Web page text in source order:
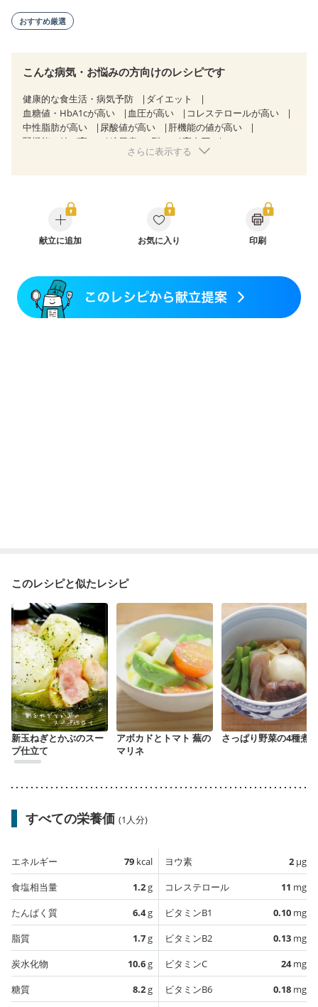
おすすめ厳選
こんな病気・お悩みの方向けのレシピです
健康的な食生活・病気予防
ダイエット
血糖値・HbA1cが高い
血圧が高い
コレステロールが高い
中性脂肪が高い
尿酸値が高い
肝機能の値が高い
腎機能の値が高い
糖尿病（2型）
高血圧
胃ポリープ
胆石症
CKD（ステージ１）
CKD（ステージ２）
乳がん（抗がん剤治療中）
乳がん（ホルモン療法中）
乳がん（放射線治療中）
産後（ミルク）
乾癬
フレイル（年齢に合わせた体作り）
低栄養予防
貧血対策
さらに表示する
献立に追加 お気に入り 印刷
このレシピと似たレシピ
新玉ねぎとかぶのスー
プ仕立て
アボカドとトマト 蕪の
マリネ
さっぱり野菜の4種煮
すべての栄養価 (1人分)
エネルギー 79 kcal
食塩相当量
1.2g
たんぱく質
6.4g
脂質
1.7g
炭水化物
10.6g
糖質
8.2g
ヨウ素 2 µg
コレステロール
11 mg
ビタミンB1
0.10 mg
ビタミンB2
0.13 mg
ビタミンC
24mg
ビタミンB6
0.18 mg